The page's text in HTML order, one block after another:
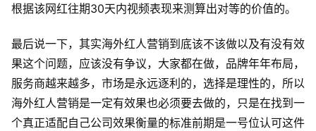
根据该网红往期30天内视频表现来测算出对等的价值的。
最后说一下，其实海外红人营销到底该不该做以及有没有效
果这个问题，应该没有争议，大家都在做，品牌年年布局，
服务商越来越多，市场是永远逐利的，选择是理性的，所以
海外红人营销是一定有效果也必须要去做的，只是在找到一
个真正适配自己公司效果衡量的标准前期是一号位认可这件